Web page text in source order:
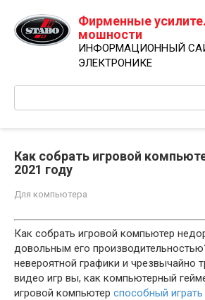
контенту
Фирменные
мошности
ИНФОРМАЦИОННЫЙ
ЭЛЕКТРОНИКЕ
Поиск:
Как собрать игровой
2021 году
Для компьютера
Как собрать игровой компьютер
довольным его
невероятной графики и чрезвычайно
видео игр вы, как компьютерный
игровой компьютер способный играть